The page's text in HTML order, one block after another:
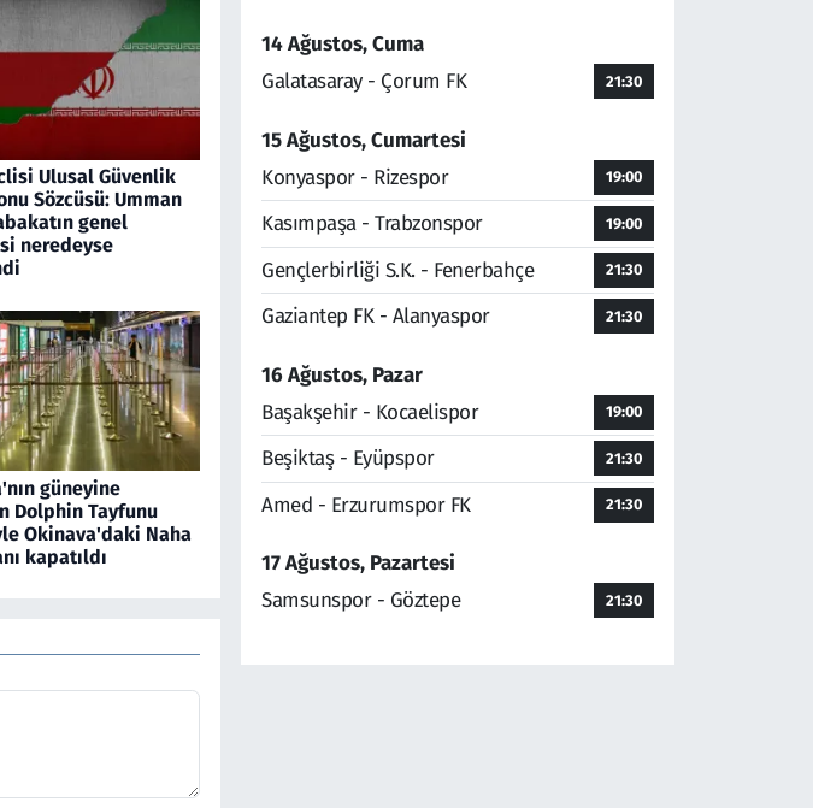
Ulusal Güvenlik
Sözcüsü: Umman
genel
neredeyse
güneyine
Dolphin Tayfunu
Okinava'daki Naha
kapatıldı
14 Ağustos, Cuma
Galatasaray - Çorum FK
21:30
15 Ağustos, Cumartesi
Konyaspor - Rizespor
19:00
Kasımpaşa - Trabzonspor 19:00
Gençlerbirliği S.K. - Fenerbahçe 21:30
Gaziantep FK - Alanyaspor 21:30
16 Ağustos, Pazar
Başakşehir - Kocaelispor
19:00
Beşiktaş - Eyüpspor 21:30
Amed - Erzurumspor FK 21:30
17 Ağustos, Pazartesi
Samsunspor - Göztepe
21:30